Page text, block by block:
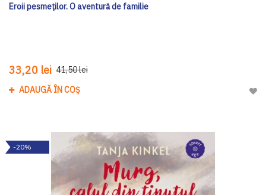
Eroii pesmeților. O aventură de familie
33,20 lei 41,50 lei
ADAUGĂ ÎN COȘ
-20%